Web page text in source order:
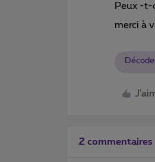
Peux -t-
merci à
2 commentaires